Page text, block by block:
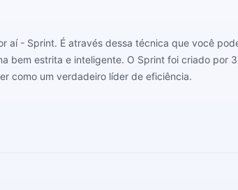
aí - Sprint. É através dessa técnica que você
bem estrita e inteligente. O Sprint foi criado por
como um verdadeiro líder de eficiência.